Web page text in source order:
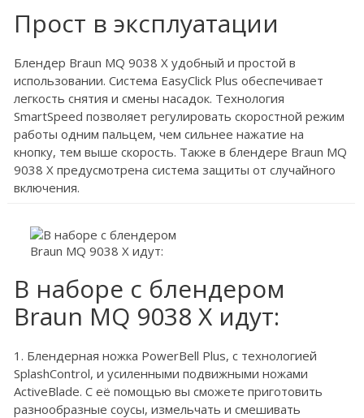
Прост в эксплуатации
Блендер Braun MQ 9038 X удобный и простой в
использовании. Система EasyClick Plus обеспечивает
легкость снятия и смены насадок. Технология
SmartSpeed позволяет регулировать скоростной режим
работы одним пальцем, чем сильнее нажатие на
кнопку, тем выше скорость. Также в блендере Braun MQ
9038 X предусмотрена система защиты от случайного
включения.
В наборе с блендером
Braun MQ 9038 X идут:
1. Блендерная ножка PowerBell Plus, с технологией
SplashControl, и усиленными подвижными ножами
ActiveBlade. С её помощью вы сможете приготовить
разнообразные соусы, измельчать и смешивать